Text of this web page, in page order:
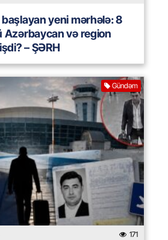
yeni mərhələ: 8
Azərbaycan və region
– ŞƏRH
Gündəm
171